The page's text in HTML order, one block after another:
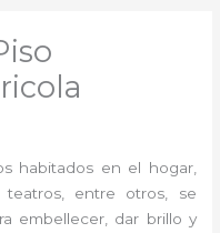
habitados en el hogar,
teatros, entre otros, se
embellecer, dar brillo y